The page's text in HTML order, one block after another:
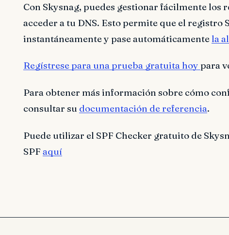
Con Skysnag, puedes gestionar fácilmente los
acceder a tu DNS. Esto permite que el registro
instantáneamente y pase automáticamente la
Regístrese para una prueba gratuita hoy para
Para obtener más información sobre cómo
consultar su documentación de referencia.
Puede utilizar el SPF Checker gratuito de
SPF aquí